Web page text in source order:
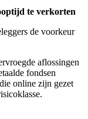
te verkorten
de voorkeur
aflossingen
fondsen
online zijn gezet